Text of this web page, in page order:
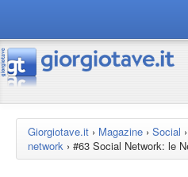
connect gt
risorse
Chi siamo
Giorgiotave.it › Magazine › Social ›
network › #63 Social Network: le